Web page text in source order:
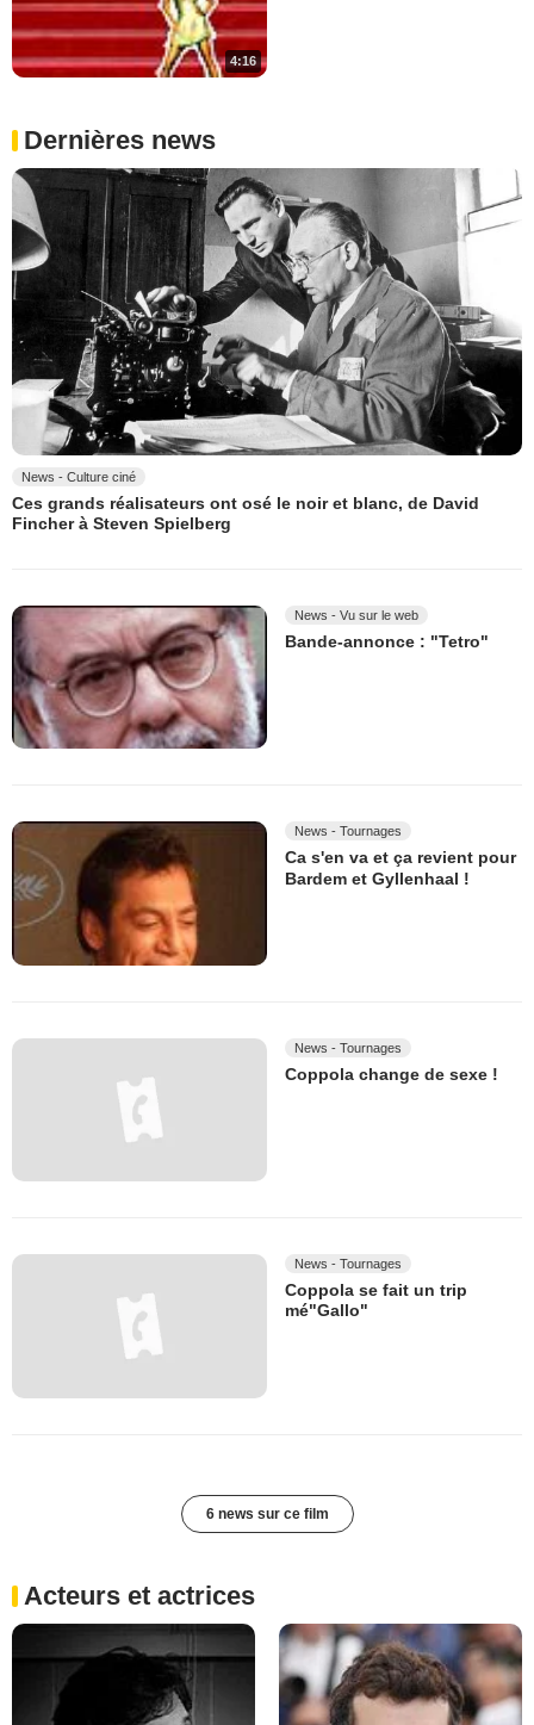
4:16
Dernières news
News - Culture ciné
Ces grands réalisateurs ont osé le noir et blanc, de David
Fincher à Steven Spielberg
News - Vu sur le web
Bande-annonce : "Tetro"
News - Tournages
Ca s'en va et ça revient pour
Bardem et Gyllenhaal !
News - Tournages
Coppola change de sexe !
News - Tournages
Coppola se fait un trip
mé"Gallo"
6 news sur ce film
Acteurs et actrices